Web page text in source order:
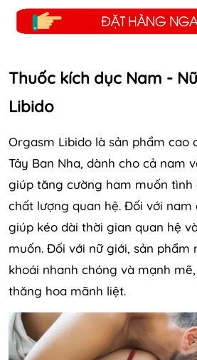
Thuốc kích dục Nam -
Libido
Orgasm Libido là sản phẩm cao
Tây Ban Nha, dành cho cả nam
giúp tăng cường ham muốn tình
chất lượng quan hệ. Đối với nam
giúp kéo dài thời gian quan hệ
muốn. Đối với nữ giới, sản phẩm
khoái nhanh chóng và mạnh
thăng hoa mãnh liệt.